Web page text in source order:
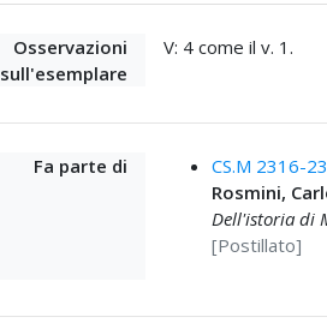
Osservazioni
sull'esemplare
V: 4 come il v. 1.
Fa parte di
CS.M 2316-
Rosmini,
Dell'istoria di
[Postillato]